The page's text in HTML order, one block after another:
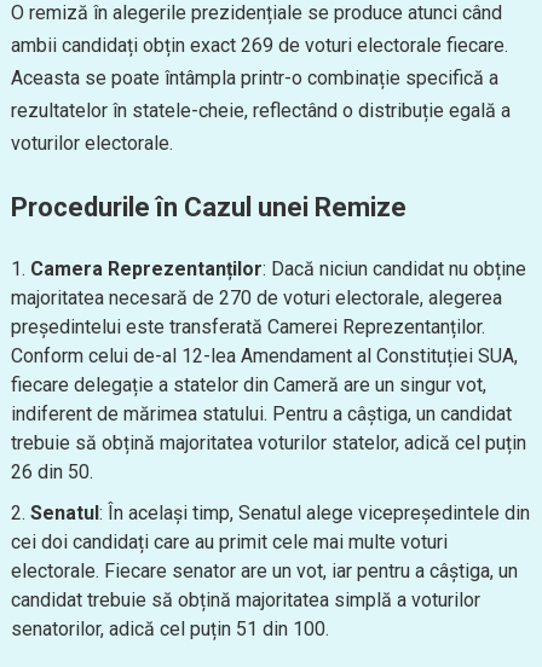
O remiză în alegerile prezidențiale se produce atunci când
ambii candidați obțin exact 269 de voturi electorale fiecare.
Aceasta se poate întâmpla printr-o combinație specifică a
rezultatelor în statele-cheie, reflectând o distribuție egală a
voturilor electorale.
Procedurile în Cazul unei Remize
Camera Reprezentanților: Dacă niciun candidat nu obține
majoritatea necesară de 270 de voturi electorale, alegerea
președintelui este transferată Camerei Reprezentanților.
Conform celui de-al 12-lea Amendament al Constituției SUA,
fiecare delegație a statelor din Cameră are un singur vot,
indiferent de mărimea statului. Pentru a câștiga, un candidat
trebuie să obțină majoritatea voturilor statelor, adică cel puțin
26 din 50.
Senatul: În același timp, Senatul alege vicepreședintele din
cei doi candidați care au primit cele mai multe voturi
electorale. Fiecare senator are un vot, iar pentru a câștiga, un
candidat trebuie să obțină majoritatea simplă a voturilor
senatorilor, adică cel puțin 51 din 100.